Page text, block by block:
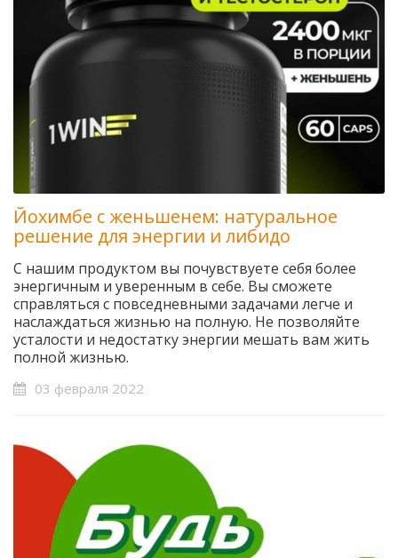
Йохимбе с женьшенем: натуральное
решение для энергии и либидо
С нашим продуктом вы почувствуете себя более
энергичным и уверенным в себе. Вы сможете
справляться с повседневными задачами легче и
наслаждаться жизнью на полную. Не позволяйте
усталости и недостатку энергии мешать вам жить
полной жизнью.
03 февраля 2022